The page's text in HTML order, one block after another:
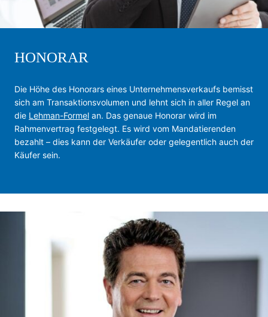
HONORAR
Die Höhe des Honorars eines Unternehmensverkaufs bemisst
sich am Transaktionsvolumen und lehnt sich in aller Regel an
die Lehman-Formel an. Das genaue Honorar wird im
Rahmenvertrag festgelegt. Es wird vom Mandatierenden
bezahlt – dies kann der Verkäufer oder gelegentlich auch der
Käufer sein.